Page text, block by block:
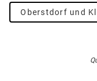
Oberstdorf und